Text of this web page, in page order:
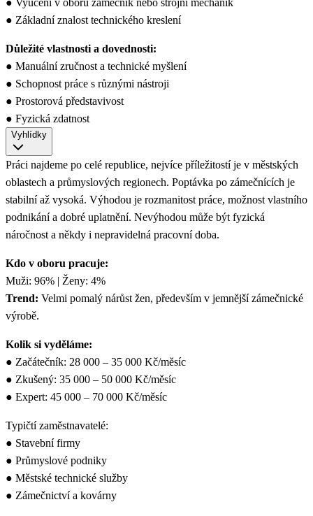
● Vyučení v oboru zámečník nebo strojní mechanik
● Základní znalost technického kreslení
Důležité vlastnosti a dovednosti:
● Manuální zručnost a technické myšlení
● Schopnost práce s různými nástroji
● Prostorová představivost
● Fyzická zdatnost
Vyhlídky
Práci najdeme po celé republice, nejvíce příležitostí je v městských
oblastech a průmyslových regionech. Poptávka po zámečnících je
stabilní až vysoká. Výhodou je rozmanitost práce, možnost vlastního
podnikání a dobré uplatnění. Nevýhodou může být fyzická
náročnost a někdy i nepravidelná pracovní doba.
Kdo v oboru pracuje:
Muži: 96% | Ženy: 4%
Trend: Velmi pomalý nárůst žen, především v jemnější zámečnické
výrobě.
Kolik si vyděláme:
● Začátečník: 28 000 – 35 000 Kč/měsíc
● Zkušený: 35 000 – 50 000 Kč/měsíc
● Expert: 45 000 – 70 000 Kč/měsíc
Typičtí zaměstnavatelé:
● Stavební firmy
● Průmyslové podniky
● Městské technické služby
● Zámečnictví a kovárny